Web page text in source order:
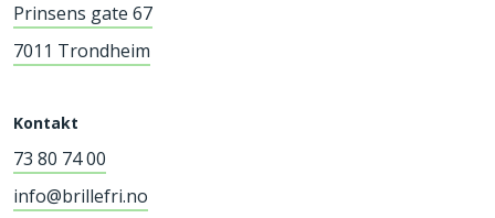
Prinsens gate 67
7011 Trondheim
Kontakt
73 80 74 00
info@brillefri.no